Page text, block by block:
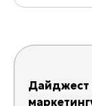
Дайджест